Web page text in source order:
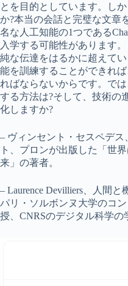
とを目的としています。し
か?本当の会話と完璧な文章
名な人工知能の1つである
入学する可能性があります
純な伝達をはるかに超えて
能を訓練することができれ
ればならないからです。で
する方法は?そして、技術の
化しますか?
– ヴィンセント・セスペデス
ト、プロンが出版した「世
来」の著者。
– Laurence Devilliers、人間と
パリ・ソルボンヌ大学のコ
授、CNRSのデジタル科学の